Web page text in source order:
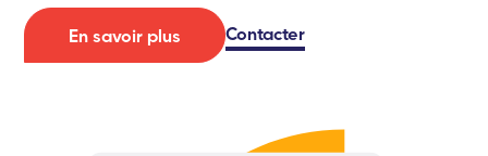
En savoir plus Contacter